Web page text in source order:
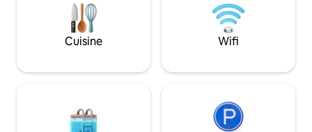
lorsque vous préparez vos aventures en
famille à l'ouest et au sud de l'île
d'Émeraude. Accueille des voyageurs
depuis octobre 2025, remise en ligne en
gouvernementales.
Cuisine Wifi